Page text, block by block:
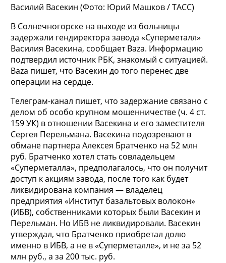
Василий Васекин (Фото: Юрий Машков / ТАСС)
В Солнечногорске на выходе из больницы
задержали гендиректора завода «Суперметалл»
Василия Васекина, сообщает Baza. Информацию
подтвердил источник РБК, знакомый с ситуацией.
Baza пишет, что Васекин до того перенес две
операции на сердце.
Телеграм-канал пишет, что задержание связано с
делом об особо крупном мошенничестве (ч. 4 ст.
159 УК) в отношении Васекина и его заместителя
Сергея Перельмана. Васекина подозревают в
обмане партнера Алексея Братченко на 52 млн
руб. Братченко хотел стать совладельцем
«Суперметалла», предполагалось, что он получит
доступ к акциям завода, после того как будет
ликвидирована компания — владелец
предприятия «Институт базальтовых волокон»
(ИБВ), собственниками которых были Васекин и
Перельман. Но ИБВ не ликвидировали. Васекин
утверждал, что Братченко приобретал долю
именно в ИБВ, а не в «Суперметалле», и не за 52
млн руб., а за 200 тыс. руб.